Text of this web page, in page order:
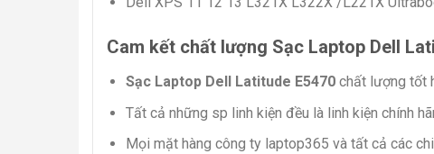
Cam kết chất lượng Sạc Laptop Dell
Sạc Laptop Dell Latitude E5470chất lượng tốt
Tất cả những sp linh kiện đều là linh kiện chính
Mọi mặt hàng công ty laptop365 và tất cả các